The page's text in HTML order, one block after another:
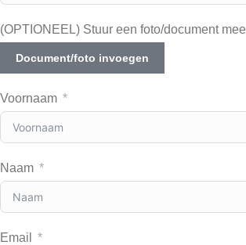
(OPTIONEEL) Stuur een foto/document mee
Document/foto invoegen
Voornaam
Naam
Email